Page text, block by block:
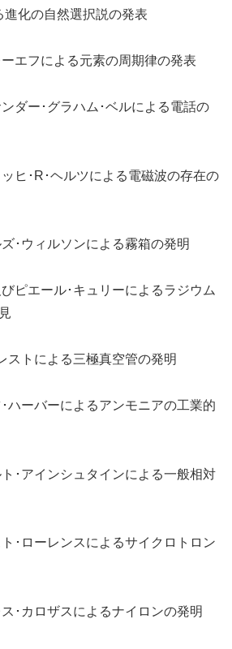
進化の自然選択説の発表
エフによる元素の周期律の発表
ダー･グラハム･ベルによる電話の
ヒ･R･ヘルツによる電磁波の存在の
･ウィルソンによる霧箱の発明
ピエール･キュリーによるラジウム
ストによる三極真空管の発明
ハーバーによるアンモニアの工業的
･アインシュタインによる一般相対
･ローレンスによるサイクロトロン
･カロザスによるナイロンの発明